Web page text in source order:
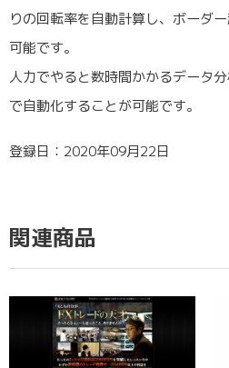
りの回転率を自動計算し、ボーダ
可能です。
人力でやると数時間かかるデータ
で自動化することが可能です。
登録日：2020年09月22日
関連商品